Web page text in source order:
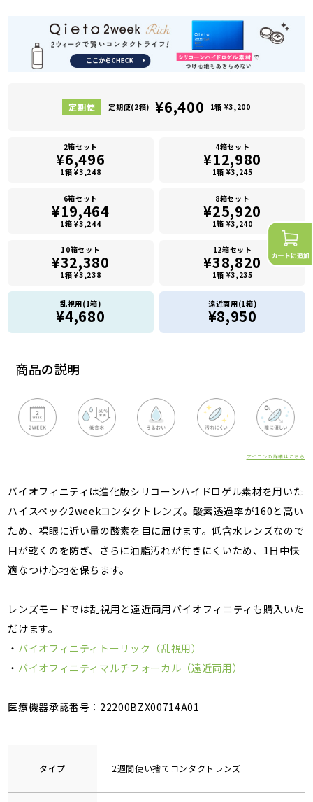
商品の説明
アイコンの詳細はこちら
バイオフィニティは進化版シリコーンハイドロゲル素材を用いた
ハイスペック2weekコンタクトレンズ。酸素透過率が160と高い
ため、裸眼に近い量の酸素を目に届けます。低含水レンズなので
目が乾くのを防ぎ、さらに油脂汚れが付きにくいため、1日中快
適なつけ心地を保ちます。
レンズモードでは乱視用と遠近両用バイオフィニティも購入いた
だけます。
・ バイオフィニティトーリック（乱視用）
・ バイオフィニティマルチフォーカル（遠近両用）
医療機器承認番号：22200BZX00714A01
タイプ 2週間使い捨てコンタクトレンズ
定期便(2箱) ¥6,400 1箱 ¥3,200
2箱セット
¥6,496
1箱 ¥3,248
4箱セット
¥12,980
1箱 ¥3,245
6箱セット
¥19,464
1箱 ¥3,244
8箱セット
¥25,920
1箱 ¥3,240
10箱セット
¥32,380
1箱 ¥3,238
12箱セット
¥38,820
1箱 ¥3,235
乱視用(1箱)
¥4,680
遠近両用(1箱)
¥8,950